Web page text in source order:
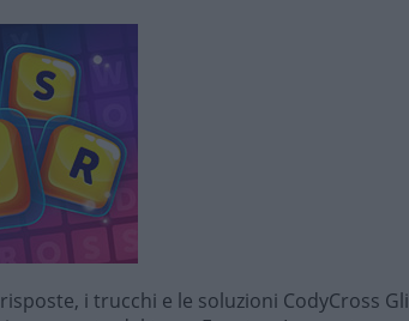
i trucchi e le soluzioni CodyCross Gli